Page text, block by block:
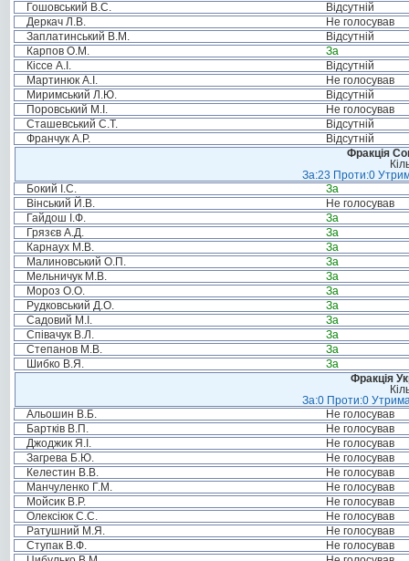
Гошовський В.С.
Відсутній
Деркач Л.В.
Не голосував
Заплатинський В.М.
Відсутній
Карпов О.М.
За
Кіссе А.І.
Відсутній
Мартинюк А.І.
Не голосував
Миримський Л.Ю.
Відсутній
Поровський М.І.
Не голосував
Сташевський С.Т.
Відсутній
Франчук А.Р.
Відсутній
Фракція
За:23 Проти:0
Бокий І.С.
За
Вінський Й.В.
Не голосував
Гайдош І.Ф.
За
Грязєв А.Д.
За
Карнаух М.В.
За
Малиновський О.П.
За
Мельничук М.В.
За
Мороз О.О.
За
Рудковський Д.О.
За
Садовий М.І.
За
Співачук В.Л.
За
Степанов М.В.
За
Шибко В.Я.
За
Фракція
За:0 Проти:0
Альошин В.Б.
Не голосував
Бартків В.П.
Не голосував
Джоджик Я.І.
Не голосував
Загрева Б.Ю.
Не голосував
Келестин В.В.
Не голосував
Манчуленко Г.М.
Не голосував
Мойсик В.Р.
Не голосував
Олексіюк С.С.
Не голосував
Ратушний М.Я.
Не голосував
Ступак В.Ф.
Не голосував